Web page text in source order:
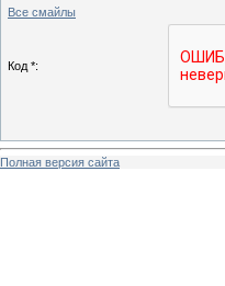
Все смайлы
Код *:
Полная версия сайта